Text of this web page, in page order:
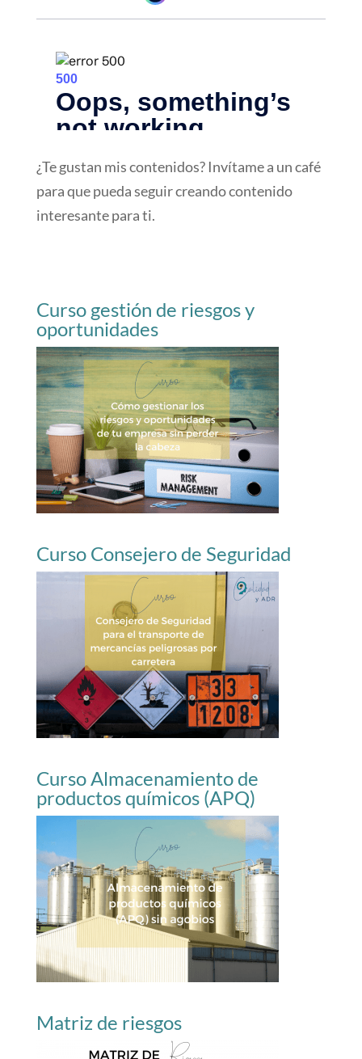
¿Te gustan mis contenidos? Invítame a un café
para que pueda seguir creando contenido
interesante para ti.
Curso gestión de riesgos y
oportunidades
Curso Consejero de Seguridad
Curso Almacenamiento de
productos químicos (APQ)
Matriz de riesgos